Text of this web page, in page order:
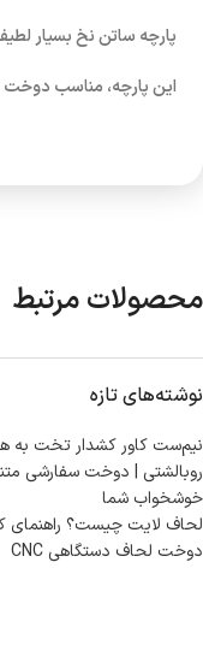
پارچه ساتن نخ بسیار
این پارچه، مناسب دوخت
محصولات مرتبط
نوشته‌های تازه
نیم‌ست کاور کشدار تخت به
روبالشتی | دوخت سفارشی
خوشخواب شما
لحاف لایت چیست؟ راهنمای
دوخت لحاف دستگاهی CNC